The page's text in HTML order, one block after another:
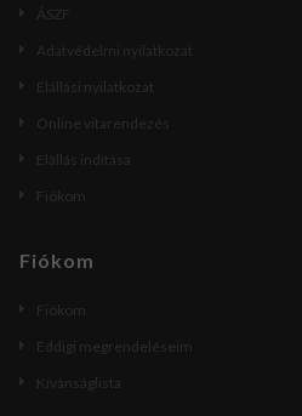
ÁSZF
Adatvédelmi nyilatkozat
Elállási nyilatkozat
Online vitarendezés
Elállás indítása
Fiókom
Fiókom
Fiókom
Eddigi megrendeléseim
Kívánságlista